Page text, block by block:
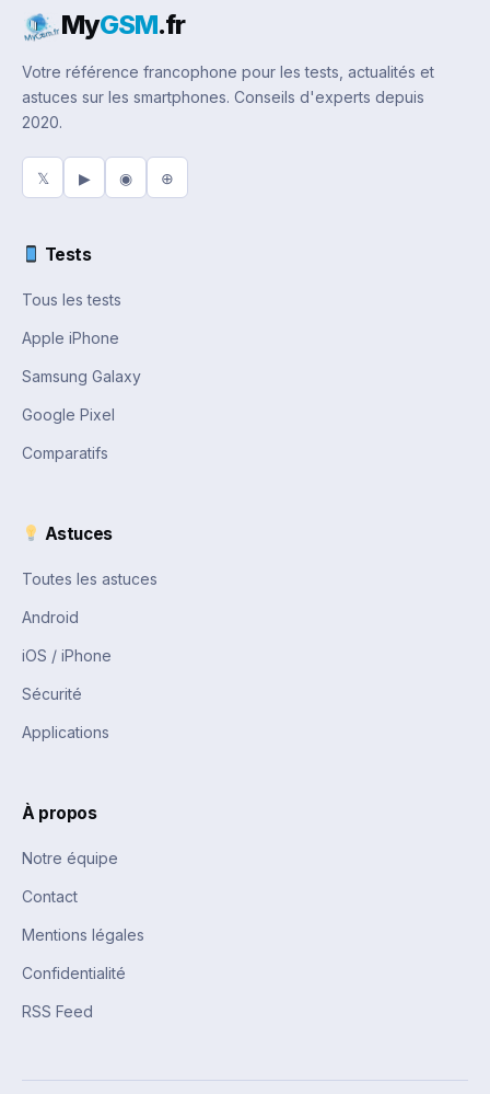
MyGSM.fr
Votre référence francophone pour les tests, actualités et
astuces sur les smartphones. Conseils d'experts depuis
2020.
𝕏 ▶ ◉ ⊕
Tests
Tous les tests
Apple iPhone
Samsung Galaxy
Google Pixel
Comparatifs
Astuces
Toutes les astuces
Android
iOS / iPhone
Sécurité
Applications
À propos
Notre équipe
Contact
Mentions légales
Confidentialité
RSS Feed